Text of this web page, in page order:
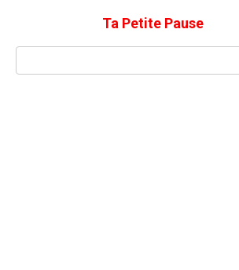
Ta Petite Pause
Search: